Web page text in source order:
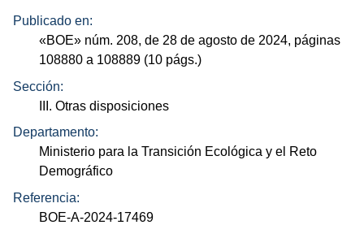
Publicado en:
«BOE» núm. 208, de 28 de agosto de 2024, páginas
108880 a 108889 (10 págs.)
Sección:
III. Otras disposiciones
Departamento:
Ministerio para la Transición Ecológica y el Reto
Demográfico
Referencia:
BOE-A-2024-17469